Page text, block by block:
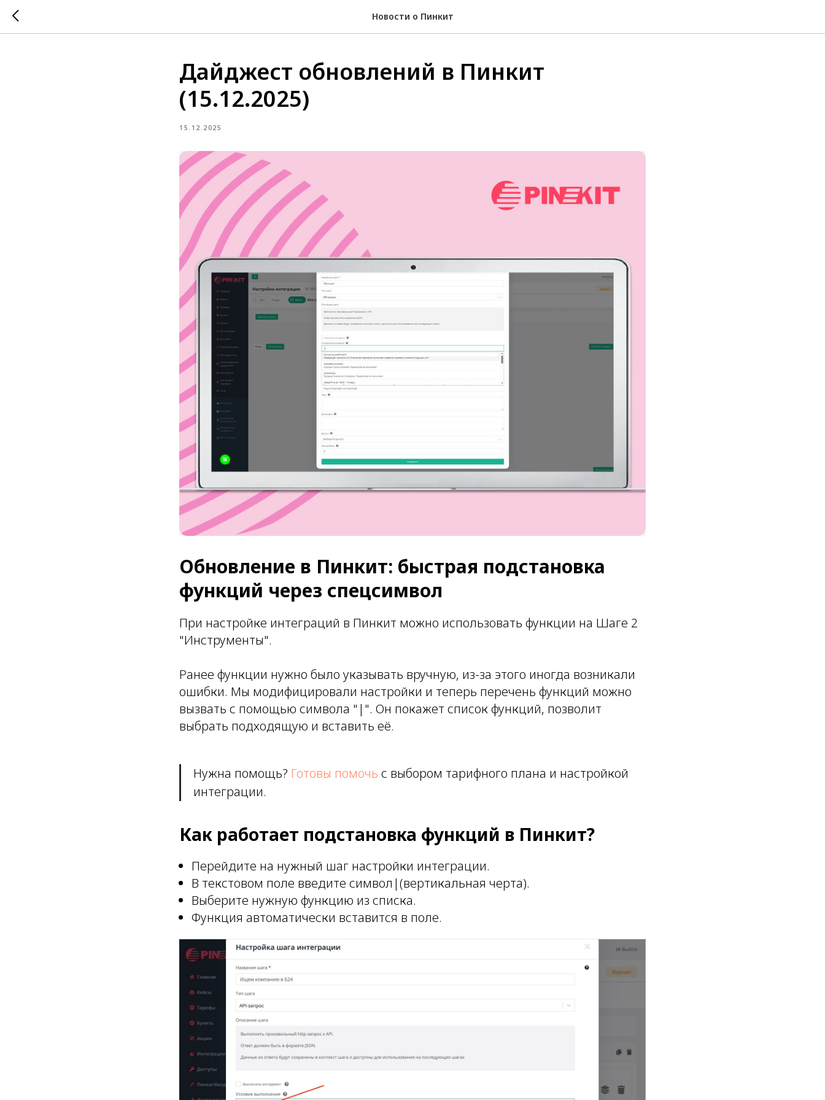
Новости о Пинкит
Дайджест обновлений в Пинкит
(15.12.2025)
15.12.2025
Обновление в Пинкит: быстрая подстановка
функций через спецсимвол
При настройке интеграций в Пинкит можно использовать функции на Шаге 2
"Инструменты".
Ранее функции нужно было указывать вручную, из-за этого иногда возникали
ошибки. Мы модифицировали настройки и теперь перечень функций можно
вызвать с помощью символа "|". Он покажет список функций, позволит
выбрать подходящую и вставить её.
Нужна помощь? Готовы помочь с выбором тарифного плана и настройкой
интеграции.
Как работает подстановка функций в Пинкит?
Перейдите на нужный шаг настройки интеграции.
В текстовом поле введите символ|(вертикальная черта).
Выберите нужную функцию из списка.
Функция автоматически вставится в поле.